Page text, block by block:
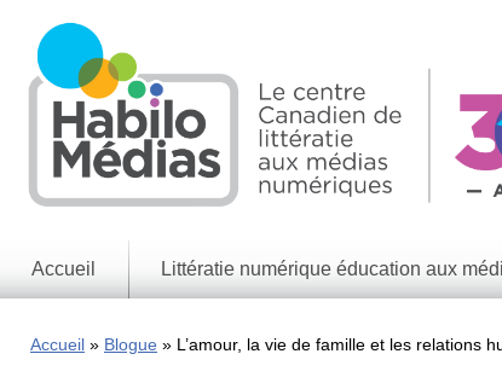
main
content
Accueil Littératie numérique éducation aux
générales
Accueil Blogue L’amour, la vie de famille et les relations